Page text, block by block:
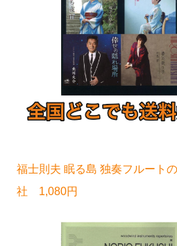
福士則夫 眠る島 独奏フルート
社 1,080円